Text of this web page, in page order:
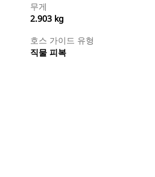
무게
2.903 kg
호스 가이드 유형
직물 피복